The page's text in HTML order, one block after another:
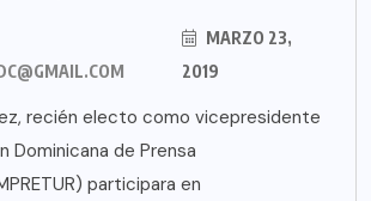
MARZO 23,
2019
recién electo como vicepresidente
Dominicana de Prensa
participara en